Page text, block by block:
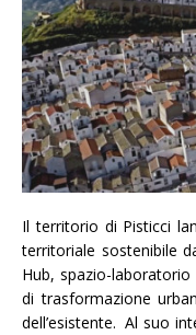
Il territorio di Pisticci
territoriale sostenibile
Hub, spazio-
di trasformazione
dell’esistente. Al suo